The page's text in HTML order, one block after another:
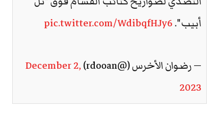
أبيب".pic.twitter.com/WdibqfHJy6
— رضوان الأخرس (@rdooan)
December 2,
2023